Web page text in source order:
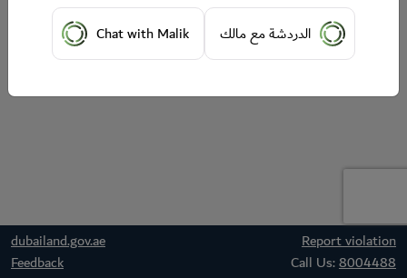
dubailand.gov.ae
Report violation
Feedback
Call Us:8004488
Chat with Malik
الدردشة مع مالك